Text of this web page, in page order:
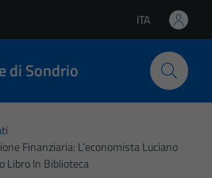
Lingua attiva:
ITA
di Sondrio
Finanziaria: L’economista Luciano
Libro In Biblioteca